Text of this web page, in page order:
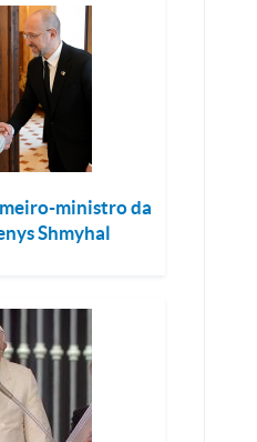
ministro da
Shmyhal